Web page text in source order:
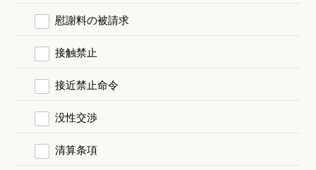
慰謝料の被請求
接触禁止
接近禁止命令
没性交渉
清算条項